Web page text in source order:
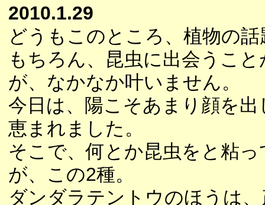
2010.1.29
どうもこのところ、植物の
もちろん、昆虫に出会うこ
が、なかなか叶いません。
今日は、陽こそあまり顔を
恵まれました。
そこで、何とか昆虫をと粘
が、この2種。
ダンダラテントウのほうは